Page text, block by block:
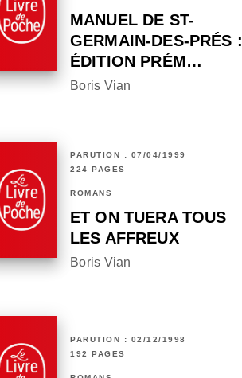
MANUEL DE ST-
GERMAIN-DES-PRÉS :
ÉDITION PRÉM…
Boris Vian
PARUTION : 07/04/1999
224 PAGES
ROMANS
ET ON TUERA TOUS
LES AFFREUX
Boris Vian
PARUTION : 02/12/1998
192 PAGES